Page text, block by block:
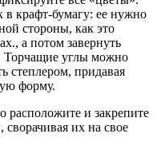
в крафт-бумагу: ее нужно
стороны, как это
а потом завернуть
Торчащие углы можно
степлером, придавая
форму.
расположите и закрепите
их на свое